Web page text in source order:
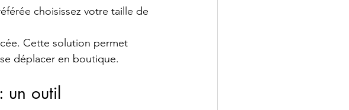
choisissez votre taille de
Cette solution permet
déplacer en boutique.
un outil